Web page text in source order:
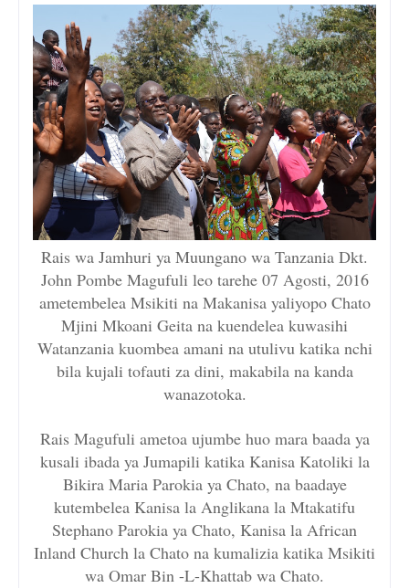
Rais wa Jamhuri ya Muungano wa Tanzania Dkt.
John Pombe Magufuli leo tarehe 07 Agosti, 2016
ametembelea Msikiti na Makanisa yaliyopo Chato
Mjini Mkoani Geita na kuendelea kuwasihi
Watanzania kuombea amani na utulivu katika nchi
bila kujali tofauti za dini, makabila na kanda
wanazotoka.
Rais Magufuli ametoa ujumbe huo mara baada ya
kusali ibada ya Jumapili katika Kanisa Katoliki la
Bikira Maria Parokia ya Chato, na baadaye
kutembelea Kanisa la Anglikana la Mtakatifu
Stephano Parokia ya Chato, Kanisa la African
Inland Church la Chato na kumalizia katika Msikiti
wa Omar Bin -L-Khattab wa Chato.